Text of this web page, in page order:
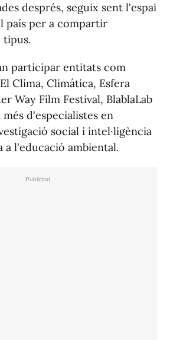
després, seguix sent l'espai
país per a compartir
tipus.
participar entitats com
Clima, Climática, Esfera
Way Film Festival, BlablaLab
més d'especialistes en
social i intel·ligència
a l'educació ambiental.